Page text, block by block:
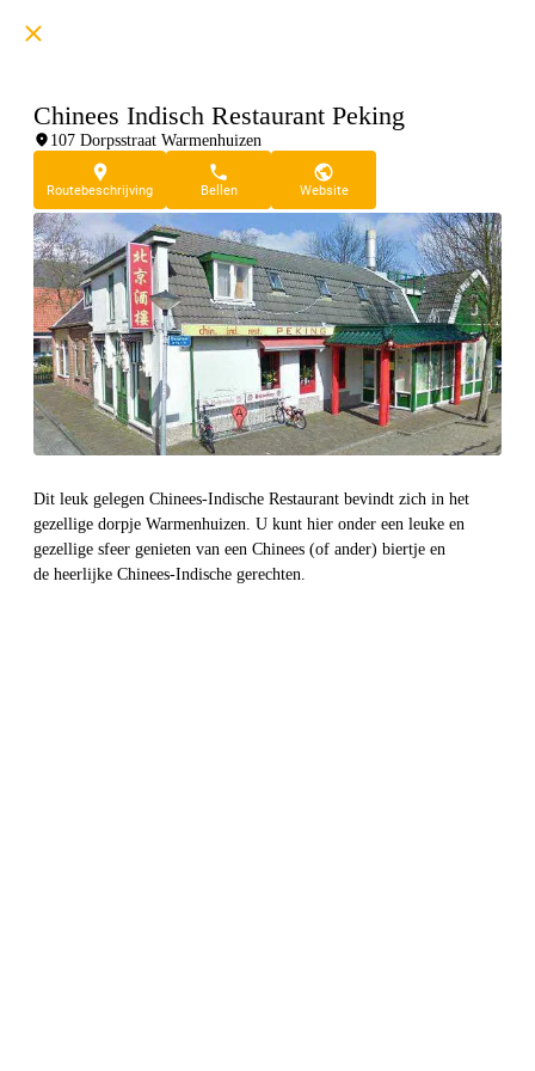
Chinees Indisch Restaurant Peking
107 Dorpsstraat Warmenhuizen
Routebeschrijving Bellen Website
Dit leuk gelegen Chinees-Indische Restaurant bevindt zich in het
gezellige dorpje Warmenhuizen. U kunt hier onder een leuke en
gezellige sfeer genieten van een Chinees (of ander) biertje en
de heerlijke Chinees-Indische gerechten.